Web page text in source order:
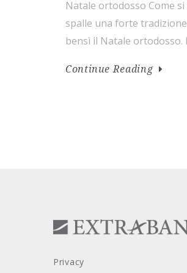
Natale ortodosso Come
spalle una forte
bensì il Natale ortodosso.
cristiani ortodossi. La
Continue Reading
Privacy